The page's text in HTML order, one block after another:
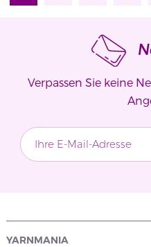
Verpassen Sie keine
YARNMANIA